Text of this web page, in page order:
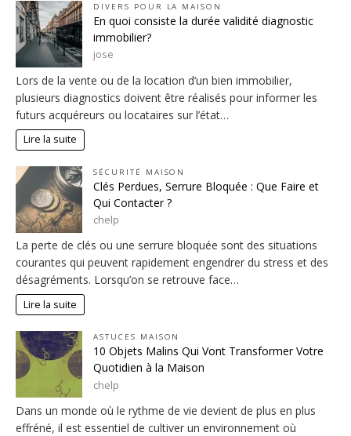
DIVERS POUR LA MAISON
En quoi consiste la durée validité diagnostic
immobilier?
jose
Lors de la vente ou de la location d’un bien immobilier,
plusieurs diagnostics doivent être réalisés pour informer les
futurs acquéreurs ou locataires sur l’état…
Lire la suite
SÉCURITÉ MAISON
Clés Perdues, Serrure Bloquée : Que Faire et
Qui Contacter ?
chelp
La perte de clés ou une serrure bloquée sont des situations
courantes qui peuvent rapidement engendrer du stress et des
désagréments. Lorsqu’on se retrouve face…
Lire la suite
ASTUCES MAISON
10 Objets Malins Qui Vont Transformer Votre
Quotidien à la Maison
chelp
Dans un monde où le rythme de vie devient de plus en plus
effréné, il est essentiel de cultiver un environnement où